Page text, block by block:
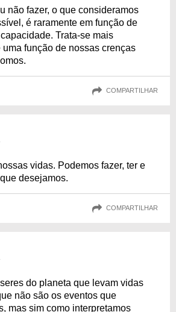
não fazer, o que consideramos
é raramente em função de
Trata-se mais
função de nossas crenças
COMPARTILHAR
vidas. Podemos fazer, ter e
desejamos.
COMPARTILHAR
do planeta que levam vidas
não são os eventos que
mas sim como interpretamos